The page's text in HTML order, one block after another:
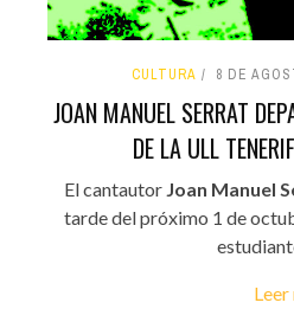
CULTURA 8 DE
JOAN MANUEL SERRAT
DE LA ULL
El cantautor Joan Manuel
tarde del próximo 1 de
Leer